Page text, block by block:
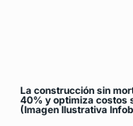
La construcción sin
40% y optimiza costos
(Imagen Ilustrativa